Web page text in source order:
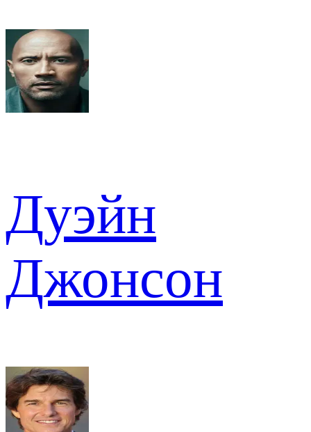
Дуэйн
Джонсон